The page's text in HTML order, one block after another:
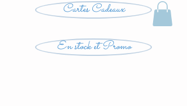
Cartes Cadeaux
En stock et Promo